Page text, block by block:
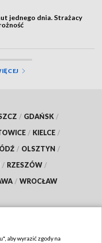
jednego dnia. Strażacy
/ GDAŃSK /
/ KIELCE /
/ OLSZTYN /
/ RZESZÓW /
/ WROCŁAW
aby wyrazić zgody na